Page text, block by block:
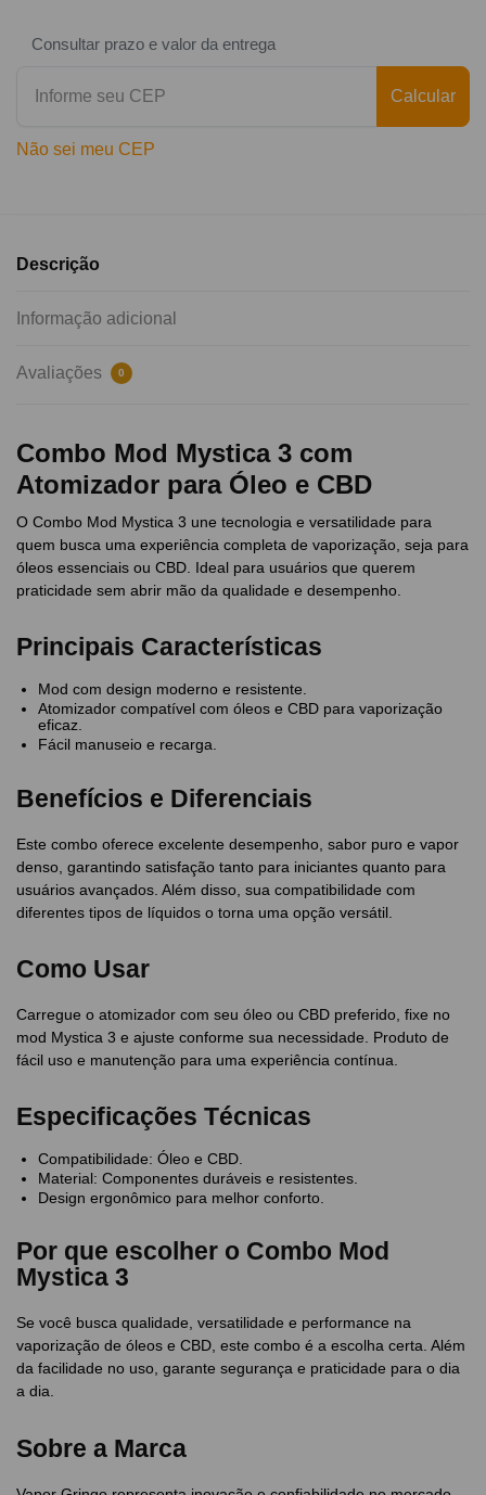
Consultar prazo e valor da entrega
Calcular
Não sei meu CEP
Descrição
Informação adicional
Avaliações 0
Combo Mod Mystica 3 com
Atomizador para Óleo e CBD
O Combo Mod Mystica 3 une tecnologia e versatilidade para
quem busca uma experiência completa de vaporização, seja para
óleos essenciais ou CBD. Ideal para usuários que querem
praticidade sem abrir mão da qualidade e desempenho.
Principais Características
Mod com design moderno e resistente.
Atomizador compatível com óleos e CBD para vaporização
eficaz.
Fácil manuseio e recarga.
Benefícios e Diferenciais
Este combo oferece excelente desempenho, sabor puro e vapor
denso, garantindo satisfação tanto para iniciantes quanto para
usuários avançados. Além disso, sua compatibilidade com
diferentes tipos de líquidos o torna uma opção versátil.
Como Usar
Carregue o atomizador com seu óleo ou CBD preferido, fixe no
mod Mystica 3 e ajuste conforme sua necessidade. Produto de
fácil uso e manutenção para uma experiência contínua.
Especificações Técnicas
Compatibilidade: Óleo e CBD.
Material: Componentes duráveis e resistentes.
Design ergonômico para melhor conforto.
Por que escolher o Combo Mod
Mystica 3
Se você busca qualidade, versatilidade e performance na
vaporização de óleos e CBD, este combo é a escolha certa. Além
da facilidade no uso, garante segurança e praticidade para o dia
a dia.
Sobre a Marca